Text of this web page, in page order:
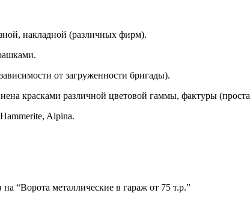
накладной (различных фирм).
от загруженности бригады).
красками различной цветовой гаммы, фактуры
Alpina.
“Ворота металлические в гараж от 75 т.р.”